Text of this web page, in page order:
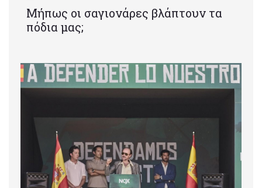
Μήπως οι σαγιονάρες βλάπτουν τα
πόδια μας;